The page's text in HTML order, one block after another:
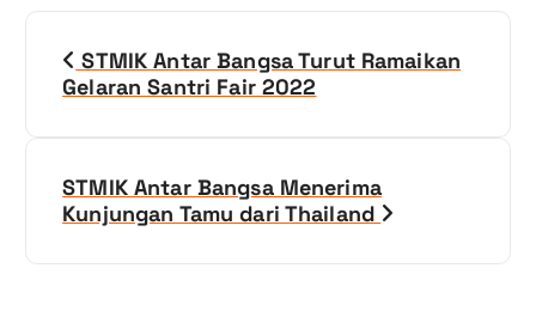
STMIK Antar Bangsa Turut Ramaikan
Gelaran Santri Fair 2022
STMIK Antar Bangsa Menerima
Kunjungan Tamu dari Thailand